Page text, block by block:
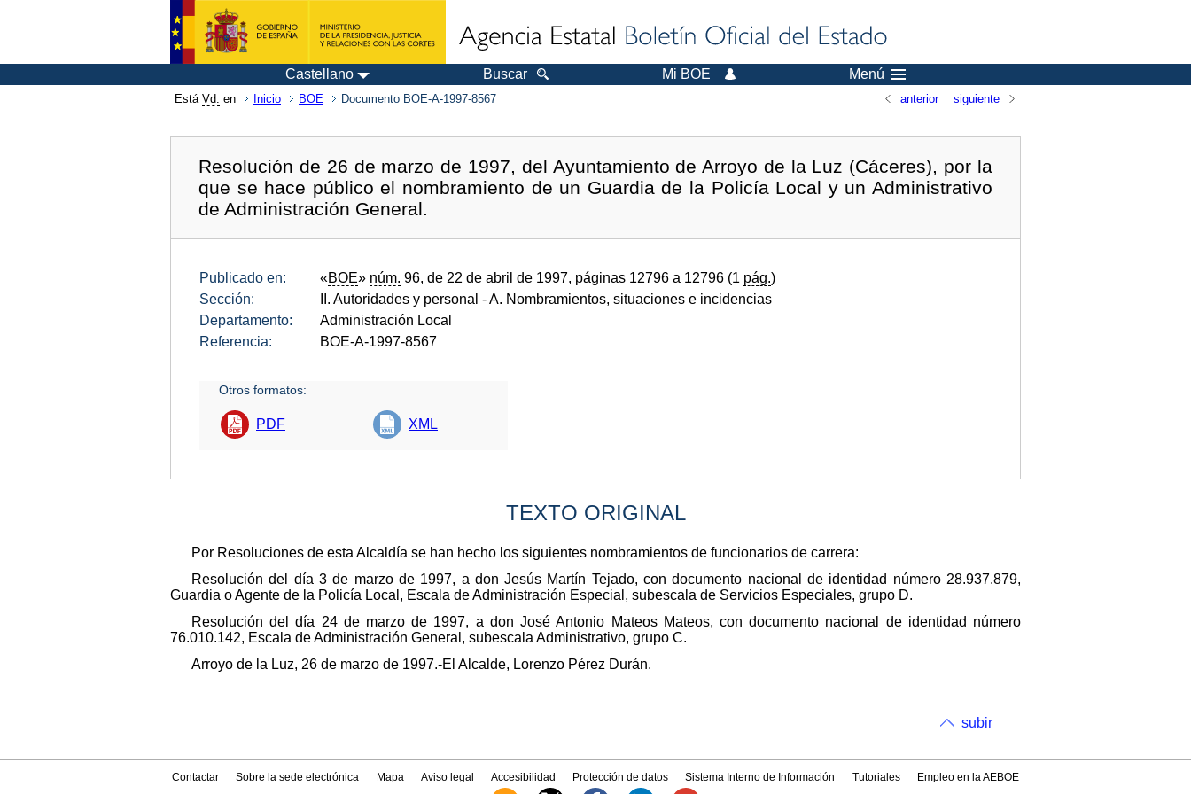
Castellano Buscar Mi BOE Menú
Está Vd. en Inicio BOE Documento BOE-A-1997-8567 anterior siguiente
Resolución de 26 de marzo de 1997, del Ayuntamiento de Arroyo de la Luz (Cáceres), por la
que se hace público el nombramiento de un Guardia de la Policía Local y un Administrativo
de Administración General.
Publicado en: «BOE» núm. 96, de 22 de abril de 1997, páginas 12796 a 12796 (1 pág.)
Sección:
II. Autoridades y personal - A. Nombramientos, situaciones e incidencias
Departamento:
Administración Local
Referencia:
BOE-A-1997-8567
Otros formatos:
PDF XML
TEXTO ORIGINAL
Por Resoluciones de esta Alcaldía se han hecho los siguientes nombramientos de funcionarios de carrera:
Resolución del día 3 de marzo de 1997, a don Jesús Martín Tejado, con documento nacional de identidad número 28.937.879,
Guardia o Agente de la Policía Local, Escala de Administración Especial, subescala de Servicios Especiales, grupo D.
Resolución del día 24 de marzo de 1997, a don José Antonio Mateos Mateos, con documento nacional de identidad número
76.010.142, Escala de Administración General, subescala Administrativo, grupo C.
Arroyo de la Luz, 26 de marzo de 1997.-El Alcalde, Lorenzo Pérez Durán.
subir
Contactar Sobre la sede electrónica Mapa Aviso legal Accesibilidad Protección de datos Sistema Interno de Información Tutoriales Empleo en la AEBOE